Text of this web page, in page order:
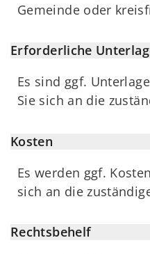
Gemeinde oder
Erforderliche
Es sind ggf.
Sie sich an die
Kosten
Es werden ggf.
sich an die
Rechtsbehelf